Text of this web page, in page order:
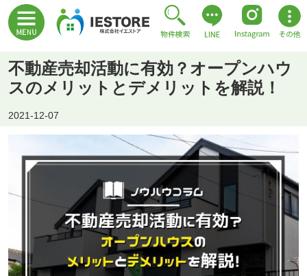
不動産売却活動に有効？オープンハウ
スのメリットとデメリットを解説！
2021-12-07